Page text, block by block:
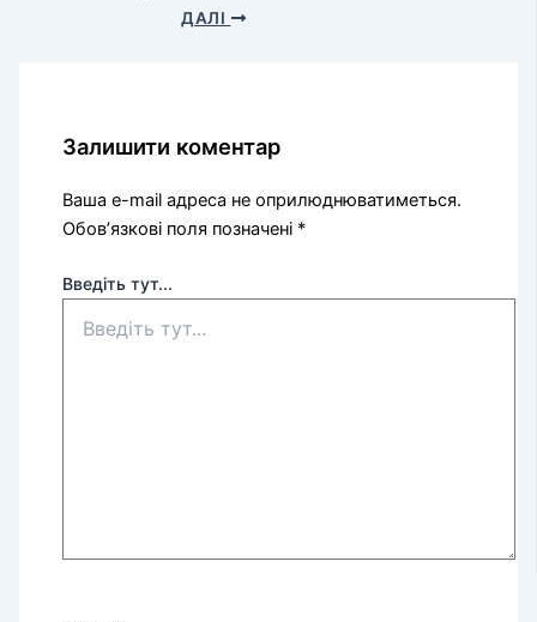
ДАЛІ
Залишити коментар
Ваша e-mail адреса не оприлюднюватиметься.
Обов’язкові поля позначені *
Введіть тут...